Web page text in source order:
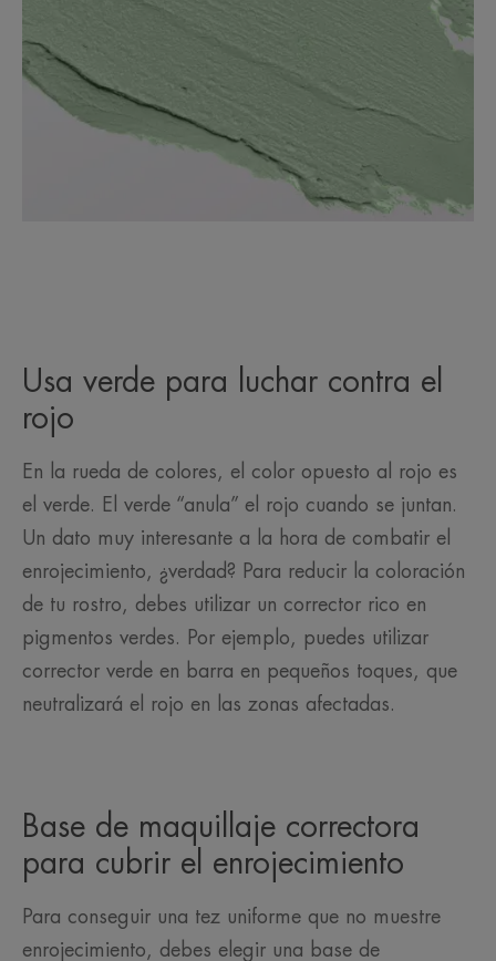
Usa verde para luchar contra el
rojo
En la rueda de colores, el color opuesto al rojo es
el verde. El verde “anula” el rojo cuando se juntan.
Un dato muy interesante a la hora de combatir el
enrojecimiento, ¿verdad? Para reducir la coloración
de tu rostro, debes utilizar un corrector rico en
pigmentos verdes. Por ejemplo, puedes utilizar
corrector verde en barra en pequeños toques, que
neutralizará el rojo en las zonas afectadas.
Base de maquillaje correctora
para cubrir el enrojecimiento
Para conseguir una tez uniforme que no muestre
enrojecimiento, debes elegir una base de